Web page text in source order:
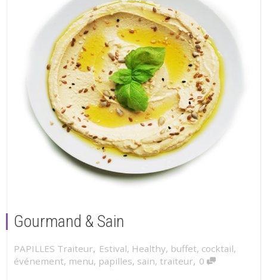
Gourmand & Sain
PAPILLES Traiteur, Estival, Healthy, buffet, cocktail,
événement, menu, papilles, sain, traiteur, 0